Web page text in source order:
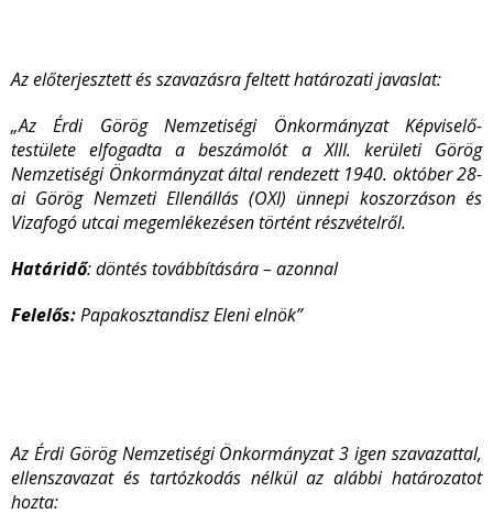
Az előterjesztett és szavazásra feltett határozati javaslat:
„Az Érdi Görög Nemzetiségi Önkormányzat Képviselő-
testülete elfogadta a beszámolót a XIII. kerületi Görög
Nemzetiségi Önkormányzat által rendezett 1940. október 28-
ai Görög Nemzeti Ellenállás (OXI) ünnepi koszorzáson és
Vizafogó utcai megemlékezésen történt részvételről.
Határidő: döntés továbbítására – azonnal
Felelős:Papakosztandisz Eleni elnök”
Az Érdi Görög Nemzetiségi Önkormányzat 3 igen szavazattal,
ellenszavazat és tartózkodás nélkül az alábbi határozatot
hozta: